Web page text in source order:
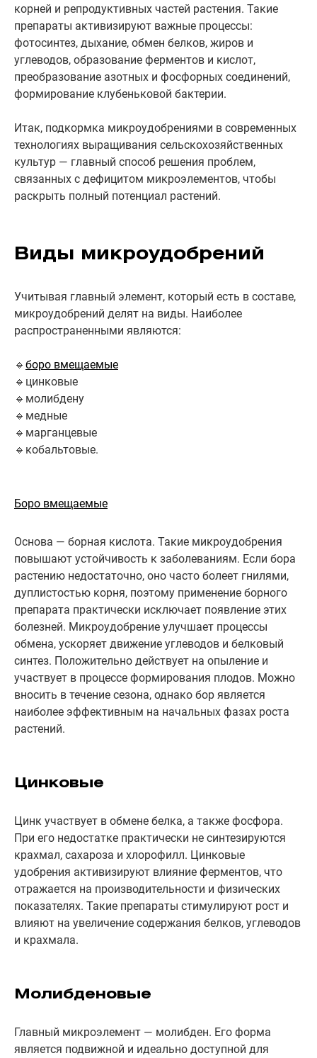
корней и репродуктивных частей растения. Такие
препараты активизируют важные процессы:
фотосинтез, дыхание, обмен белков, жиров и
углеводов, образование ферментов и кислот,
преобразование азотных и фосфорных соединений,
формирование клубеньковой бактерии.
Итак, подкормка микроудобрениями в современных
технологиях выращивания сельскохозяйственных
культур — главный способ решения проблем,
связанных с дефицитом микроэлементов, чтобы
раскрыть полный потенциал растений.
Виды микроудобрений
Учитывая главный элемент, который есть в составе,
микроудобрений делят на виды. Наиболее
распространенными являются:
🔹 боро вмещаемые
🔹цинковые
🔹молибдену
🔹медные
🔹марганцевые
🔹кобальтовые.
Боро вмещаемые
Основа — борная кислота. Такие микроудобрения
повышают устойчивость к заболеваниям. Если бора
растению недостаточно, оно часто болеет гнилями,
дуплистостью корня, поэтому применение борного
препарата практически исключает появление этих
болезней. Микроудобрение улучшает процессы
обмена, ускоряет движение углеводов и белковый
синтез. Положительно действует на опыление и
участвует в процессе формирования плодов. Можно
вносить в течение сезона, однако бор является
наиболее эффективным на начальных фазах роста
растений.
Цинковые
Цинк участвует в обмене белка, а также фосфора.
При его недостатке практически не синтезируются
крахмал, сахароза и хлорофилл. Цинковые
удобрения активизируют влияние ферментов, что
отражается на производительности и физических
показателях. Такие препараты стимулируют рост и
влияют на увеличение содержания белков, углеводов
и крахмала.
Молибденовые
Главный микроэлемент — молибден. Его форма
является подвижной и идеально доступной для